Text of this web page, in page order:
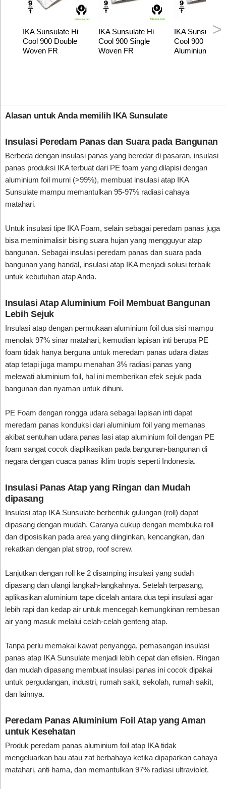
>
IKA Sunsulate Hi
Cool 900 Double
Woven FR
IKA Sunsulate Hi
Cool 900 Single
Woven FR
IKA Sunsulate
Cool 900 Non
Aluminium Foil
Alasan untuk Anda memilih IKA Sunsulate
Insulasi Peredam Panas dan Suara pada Bangunan
Berbeda dengan insulasi panas yang beredar di pasaran, insulasi
panas produksi IKA terbuat dari PE foam yang dilapisi dengan
aluminium foil murni (>99%), membuat insulasi atap IKA
Sunsulate mampu memantulkan 95-97% radiasi cahaya
matahari.
Untuk insulasi tipe IKA Foam, selain sebagai peredam panas juga
bisa meminimalisir bising suara hujan yang mengguyur atap
bangunan. Sebagai insulasi peredam panas dan suara pada
bangunan yang handal, insulasi atap IKA menjadi solusi terbaik
untuk kebutuhan atap Anda.
Insulasi Atap Aluminium Foil Membuat Bangunan
Lebih Sejuk
Insulasi atap dengan permukaan aluminium foil dua sisi mampu
menolak 97% sinar matahari, kemudian lapisan inti berupa PE
foam tidak hanya berguna untuk meredam panas udara diatas
atap tetapi juga mampu menahan 3% radiasi panas yang
melewati aluminium foil, hal ini memberikan efek sejuk pada
bangunan dan nyaman untuk dihuni.
PE Foam dengan rongga udara sebagai lapisan inti dapat
meredam panas konduksi dari aluminium foil yang memanas
akibat sentuhan udara panas lasi atap aluminium foil dengan PE
foam sangat cocok diaplikasikan pada bangunan-bangunan di
negara dengan cuaca panas iklim tropis seperti Indonesia.
Insulasi Panas Atap yang Ringan dan Mudah
dipasang
Insulasi atap IKA Sunsulate berbentuk gulungan (roll) dapat
dipasang dengan mudah. Caranya cukup dengan membuka roll
dan diposisikan pada area yang diinginkan, kencangkan, dan
rekatkan dengan plat strop, roof screw.
Lanjutkan dengan roll ke 2 disamping insulasi yang sudah
dipasang dan ulangi langkah-langkahnya. Setelah terpasang,
aplikasikan aluminium tape dicelah antara dua tepi insulasi agar
lebih rapi dan kedap air untuk mencegah kemungkinan rembesan
air yang masuk melalui celah-celah genteng atap.
Tanpa perlu memakai kawat penyangga, pemasangan insulasi
panas atap IKA Sunsulate menjadi lebih cepat dan efisien. Ringan
dan mudah dipasang membuat insulasi panas ini cocok dipakai
untuk pergudangan, industri, rumah sakit, sekolah, rumah sakit,
dan lainnya.
Peredam Panas Aluminium Foil Atap yang Aman
untuk Kesehatan
Produk peredam panas aluminium foil atap IKA tidak
mengeluarkan bau atau zat berbahaya ketika dipaparkan cahaya
matahari, anti hama, dan memantulkan 97% radiasi ultraviolet.